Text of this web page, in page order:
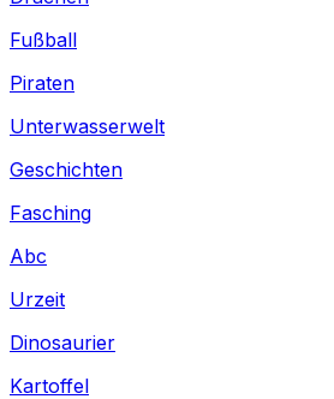
Fußball
Piraten
Unterwasserwelt
Geschichten
Fasching
Abc
Urzeit
Dinosaurier
Kartoffel